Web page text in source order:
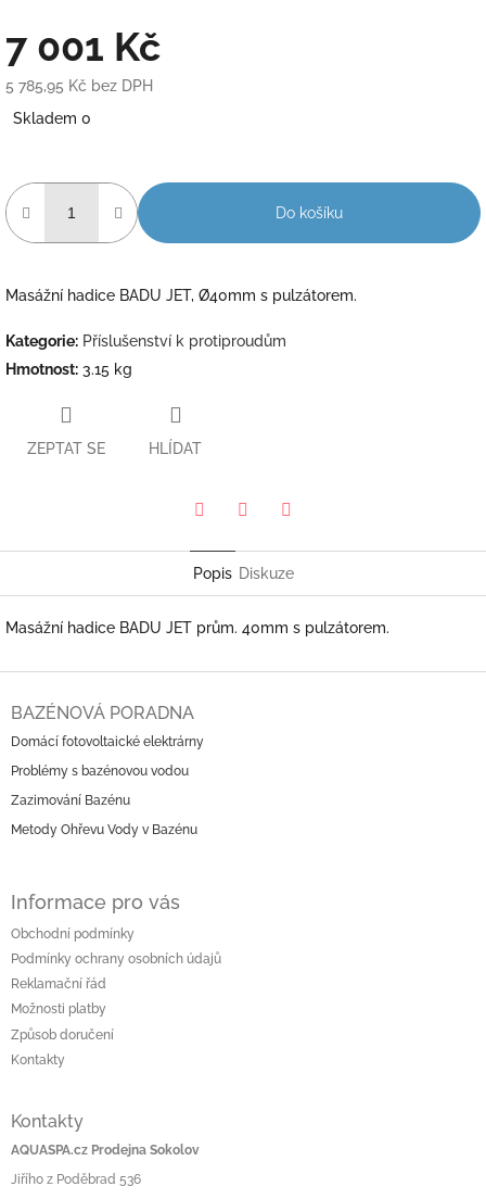
7 001 Kč
5 785,95 Kč bez DPH
cena:
Skladem 0
Do košíku
Masážní hadice BADU JET, Ø40mm s pulzátorem.
Kategorie: Příslušenství k protiproudům
Hmotnost: 3.15 kg
ZEPTAT SE HLÍDAT
Popis Diskuze
Masážní hadice BADU JET prům. 40mm s pulzátorem.
BAZÉNOVÁ PORADNA
Domácí fotovoltaické elektrárny
Problémy s bazénovou vodou
Zazimování Bazénu
Metody Ohřevu Vody v Bazénu
Informace pro vás
Obchodní podmínky
Podmínky ochrany osobních údajů
Reklamační řád
Možnosti platby
Způsob doručení
Kontakty
Kontakty
AQUASPA.cz Prodejna Sokolov
Jiřího z Poděbrad 536